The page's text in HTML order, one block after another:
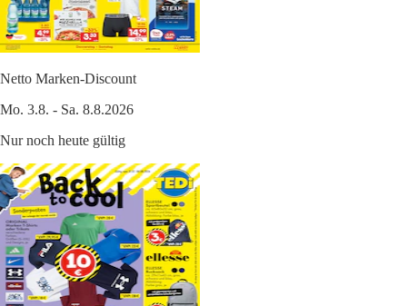
Netto Marken-Discount
Mo. 3.8. - Sa. 8.8.2026
Nur noch heute gültig